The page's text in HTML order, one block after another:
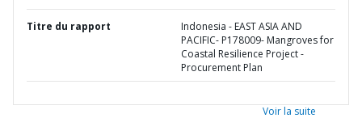
Titre du rapport
Indonesia - EAST ASIA AND
PACIFIC- P178009- Mangroves for
Coastal Resilience Project -
Procurement Plan
Voir la suite